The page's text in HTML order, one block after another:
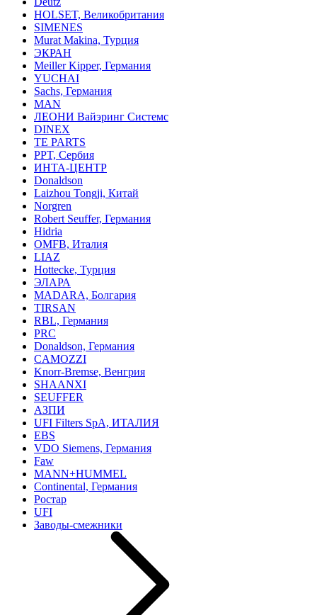
HOLSET, Великобритания
SIMENES
Murat Makina, Турция
ЭКРАН
Meiller Kipper, Германия
YUCHAI
Sachs, Германия
MAN
ЛЕОНИ Вайэринг Системс
DINEX
TE PARTS
PPT, Сербия
ИНТА-ЦЕНТР
Donaldson
Laizhou Tongji, Китай
Norgren
Robert Seuffer, Германия
Hidria
OMFB, Италия
LIAZ
Hottecke, Турция
ЭЛАРА
MADARA, Болгария
TIRSAN
RBL, Германия
PRC
Donaldson, Германия
CAMOZZI
Knorr-Bremse, Венгрия
SHAANXI
SEUFFER
АЗПИ
UFI Filters SpA, ИТАЛИЯ
EBS
VDO Siemens, Германия
Faw
MANN+HUMMEL
Continental, Германия
Ростар
UFI
Заводы-смежники